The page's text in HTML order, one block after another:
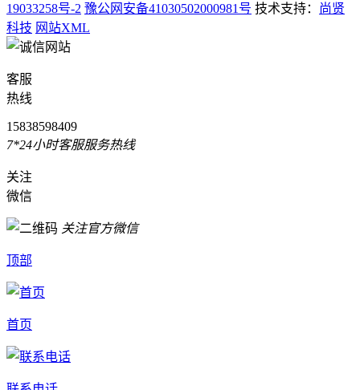
19033258号-2 豫公网安备41030502000981号 技术支持：
尚贤
科技 网站XML
客服
热线
15838598409
7*24小时客服服务热线
关注
微信
关注官方微信
顶部
首页